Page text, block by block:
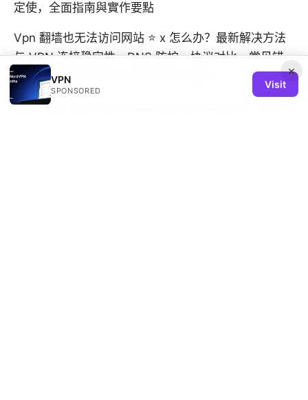
定使，全面指南與實作要點
Vpn 翻墙也无法访问网站 ⭐ x 怎么办？最新解决方法
与 VPN 连接稳定性、DNS 防护、协议对比、常见错
误排查、流量分发与浏览体验优化指南
Why Your VPN Isn’t Letting You Watch ABC iView
×
VPN
SPONSORED
Visit